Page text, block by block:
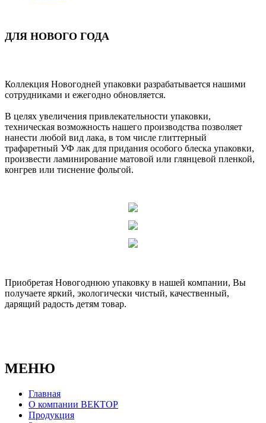
ДЛЯ НОВОГО ГОДА
Коллекция Новогодней упаковки разрабатывается нашими
сотрудниками и ежегодно обновляется.
В целях увеличения привлекательности упаковки,
техническая возможность нашего производства позволяет
нанести любой вид лака, в том числе глиттерный
трафаретный УФ лак для придания особого блеска упаковки,
произвести ламинирование матовой или глянцевой пленкой,
конгрев или тиснение фольгой.
Приобретая Новогоднюю упаковку в нашей компании, Вы
получаете яркий, экологически чистый, качественный,
дарящий радость детям товар.
МЕНЮ
Главная
О компании ВЕКТОР
Продукция